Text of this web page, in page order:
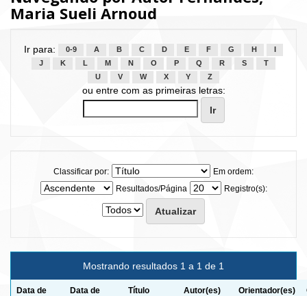
Maria Sueli Arnoud
Ir para: 0-9 A B C D E F G H
J
K L M N O P Q R S
T
U
V W X Y Z
ou entre com as primeiras letras:
Classificar por:
Em ordem:
Resultados/Página
Registro(s):
Mostrando resultados 1 a 1 de 1
Data de
Data de
Título Autor(es) Orientador(es)